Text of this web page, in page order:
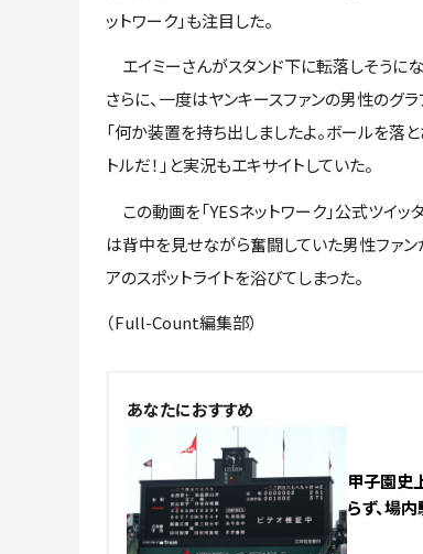
ットワーク」も注目した。
エイミーさんがスタンド下に転落しそうに
さらに、一度はヤンキースファンの男性のグ
「何か装置を持ち出しましたよ。ボールを落
トルだ！」と実況もエキサイトしていた。
この動画を「YESネットワーク」公式ツイ
は背中を見せながら奮闘していた男性ファン
アのスポットライトを浴びてしまった。
（Full-Count編集部）
あなたにおすすめ
甲子園史
らず、場